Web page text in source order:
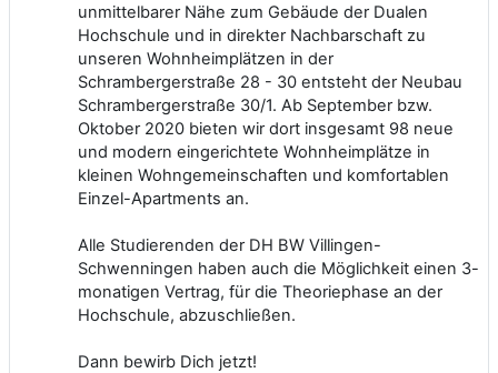
unmittelbarer Nähe zum Gebäude der Dualen
Hochschule und in direkter Nachbarschaft zu
unseren Wohnheimplätzen in der
Schrambergerstraße 28 - 30 entsteht der Neubau
Schrambergerstraße 30/1. Ab September bzw.
Oktober 2020 bieten wir dort insgesamt 98 neue
und modern eingerichtete Wohnheimplätze in
kleinen Wohngemeinschaften und komfortablen
Einzel-Apartments an.
Alle Studierenden der DH BW Villingen-
Schwenningen haben auch die Möglichkeit einen 3-
monatigen Vertrag, für die Theoriephase an der
Hochschule, abzuschließen.
Dann bewirb Dich jetzt!